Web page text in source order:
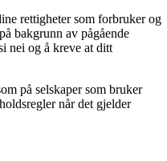
rettigheter som forbruker og
bakgrunn av pågående
nei og å kreve at ditt
på selskaper som bruker
når det gjelder